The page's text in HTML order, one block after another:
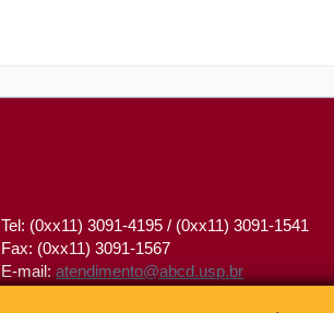
Tel: (0xx11) 3091-4195 / (0xx11) 3091-1541
Fax: (0xx11) 3091-1567
E-mail:atendimento@abcd.usp.br